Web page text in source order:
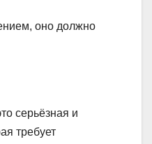
оно должно
серьёзная и
требует